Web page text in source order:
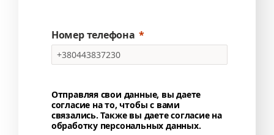
Номер телефона
Отправляя свои данные, вы даете
согласие на то, чтобы с вами
связались. Также вы даете согласие на
обработку персональных данных.